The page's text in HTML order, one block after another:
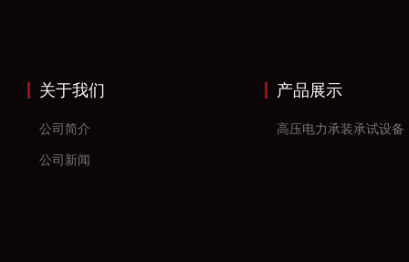
关于我们
公司简介
公司新闻
产品展示
高压电力承装承试设备